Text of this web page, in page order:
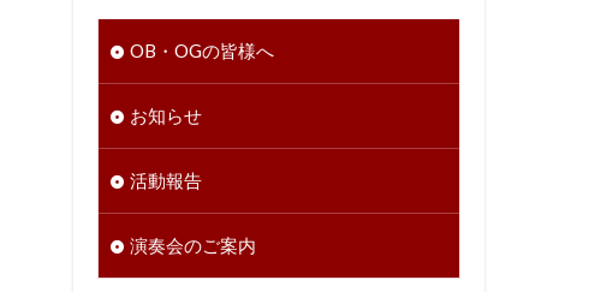
OB・OGの皆様へ
お知らせ
活動報告
演奏会のご案内